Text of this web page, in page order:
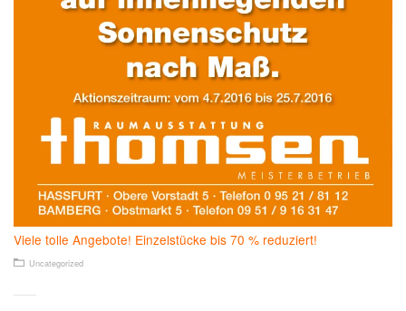
Viele tolle Angebote! Einzelstücke bis 70 % reduziert!
Uncategorized